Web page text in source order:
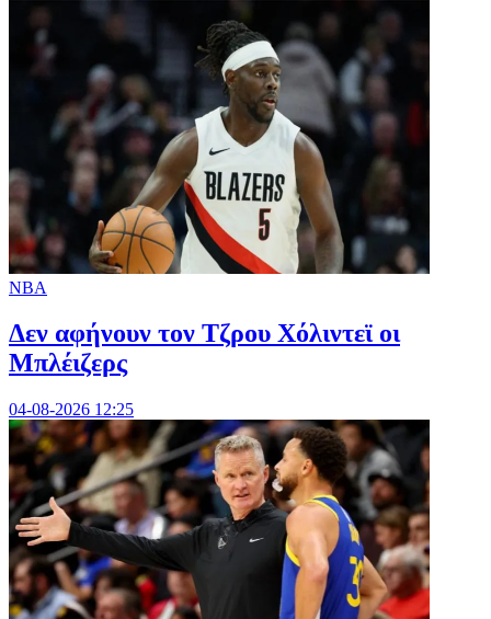
NBA
Δεν αφήνουν τον Τζρου Χόλιντεϊ οι
Μπλέιζερς
04-08-2026 12:25